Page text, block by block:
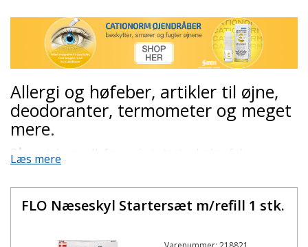
Allergi og høfeber, artikler til øjne,
deodoranter, termometer og meget
mere.
På apotekeren.dk fører vi et stort udvalg af de
plejeartikler til hele kroppen, som du også finder på
Benyt eventuelt søgefeltet, hvis du søger specifikke
Læs mere
FLO Næseskyl Startersæt m/refill 1 stk.